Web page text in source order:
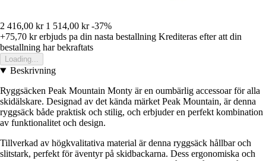
2 416,00 kr 1 514,00 kr -37%
+75,70 krerbjuds pa din nasta bestallning Krediteras efter att din
bestallning har bekraftats
Loading...
Beskrivning
Ryggsäcken Peak Mountain Monty är en oumbärlig accessoar för alla
skidälskare. Designad av det kända märket Peak Mountain, är denna
ryggsäck både praktisk och stilig, och erbjuder en perfekt kombination
av funktionalitet och design.
Tillverkad av högkvalitativa material är denna ryggsäck hållbar och
slitstark, perfekt för äventyr på skidbackarna. Dess ergonomiska och